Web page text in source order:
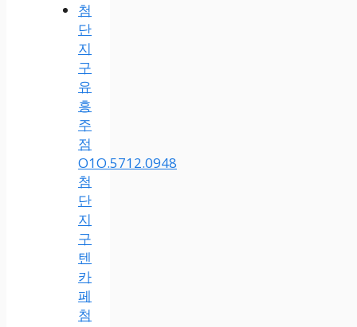
첨
단
지
구
유
흥
주
점
O1O.5712.0948
첨
단
지
구
텐
카
페
첨